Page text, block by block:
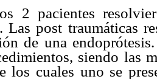
2 pacientes
Las post traumáticas
de una
siendo las
los cuales uno se